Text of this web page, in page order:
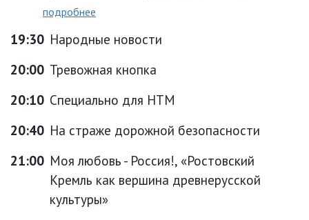
подробнее
19:30 Народные новости
20:00 Тревожная кнопка
20:10 Специально для НТМ
20:40 На страже дорожной безопасности
21:00 Моя любовь - Россия!, «Ростовский
Кремль как вершина древнерусской
культуры»